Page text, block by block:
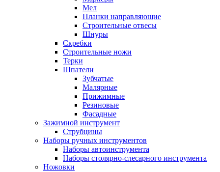
Мел
Планки направляющие
Строительные отвесы
Шнуры
Скребки
Строительные ножи
Терки
Шпатели
Зубчатые
Малярные
Прижимные
Резиновые
Фасадные
Зажимной инструмент
Струбцины
Наборы ручных инструментов
Наборы автоинструмента
Наборы столярно-слесарного инструмента
Ножовки